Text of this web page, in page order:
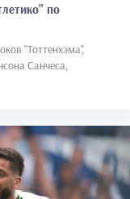
по
"Тоттенхэма",
Санчеса,